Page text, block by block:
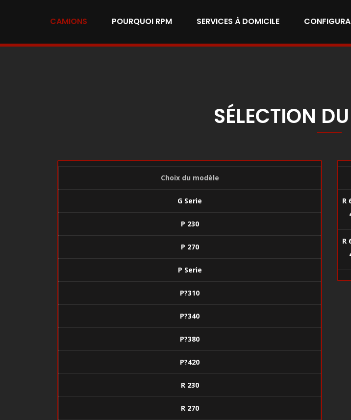
CAMIONS POURQUOI RPM SERVICES À DOMICILE
SÉLECTION
Choix du modèle
G Serie
P 230
P 270
P Serie
P?310
P?340
P?380
P?420
R 230
R 270
R
R